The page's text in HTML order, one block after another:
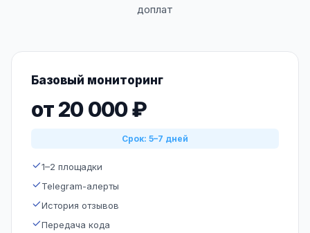
доплат
Базовый мониторинг
от 20 000 ₽
Срок: 5–7 дней
1–2 площадки
Telegram-алерты
История отзывов
Передача кода